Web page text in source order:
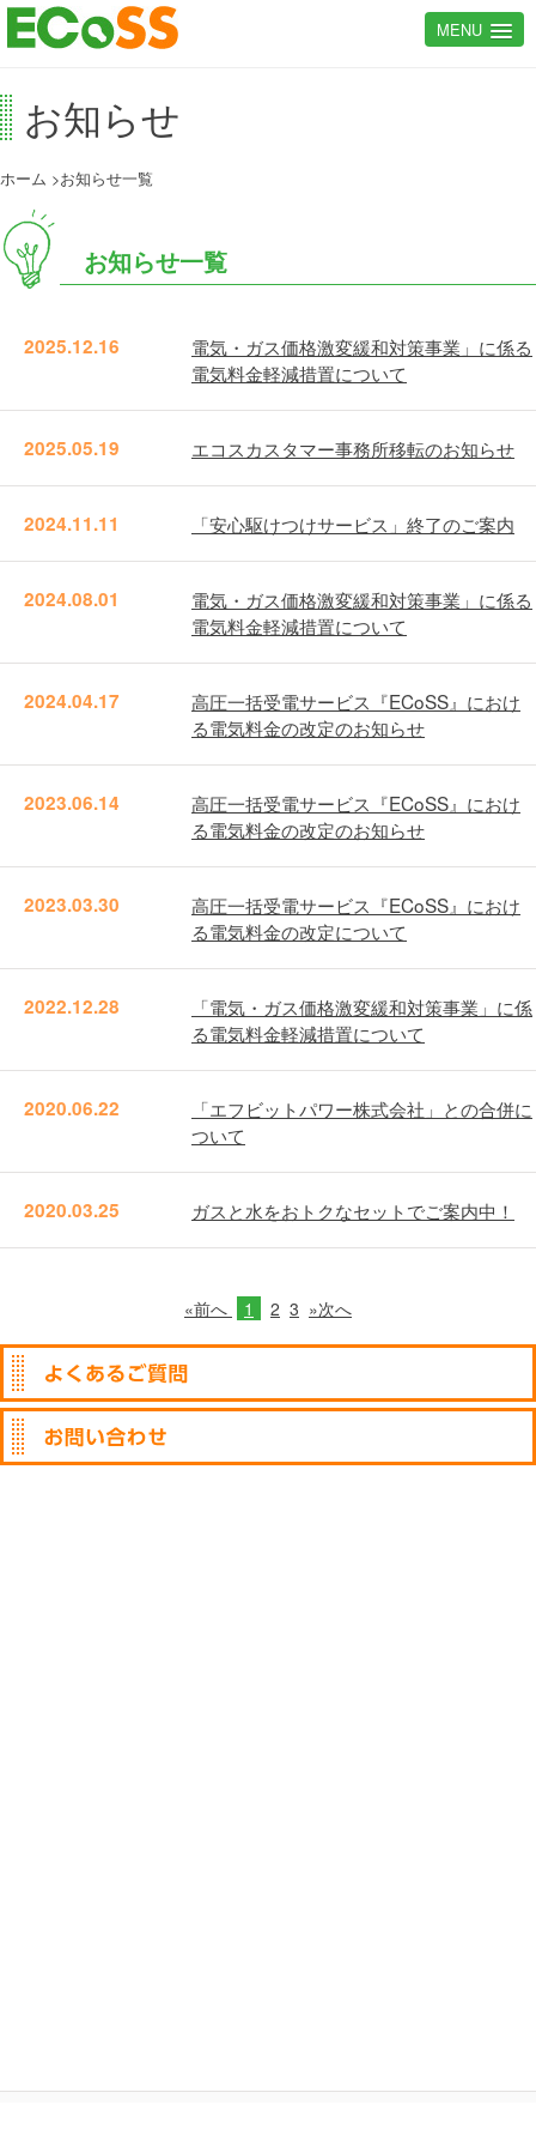
MENU
お知らせ
ホーム お知らせ一覧
お知らせ一覧
2025.12.16
電気・ガス価格激変緩和対策事業」に係る
電気料金軽減措置について
2025.05.19 エコスカスタマー事務所移転のお知らせ
2024.11.11 「安心駆けつけサービス」終了のご案内
2024.08.01
電気・ガス価格激変緩和対策事業」に係る
電気料金軽減措置について
2024.04.17
高圧一括受電サービス『ECoSS』におけ
る電気料金の改定のお知らせ
2023.06.14
高圧一括受電サービス『ECoSS』におけ
る電気料金の改定のお知らせ
2023.03.30
高圧一括受電サービス『ECoSS』におけ
る電気料金の改定について
2022.12.28
「電気・ガス価格激変緩和対策事業」に係
る電気料金軽減措置について
2020.06.22
「エフビットパワー株式会社」との合併に
ついて
2020.03.25 ガスと水をおトクなセットでご案内中！
«前へ 1 2 3 »次へ